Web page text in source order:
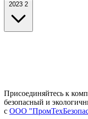
2023 2
Присоединяйтесь к
безопасный и
с ООО